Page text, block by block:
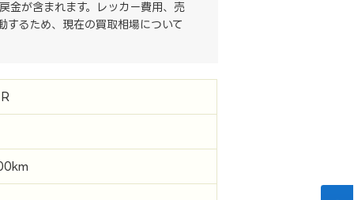
金が含まれます。レッカー費用、売
するため、現在の買取相場について